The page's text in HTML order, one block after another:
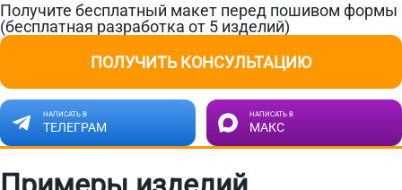
Получите бесплатный макет перед пошивом формы
(бесплатная разработка от 5 изделий)
ПОЛУЧИТЬ КОНСУЛЬТАЦИЮ
НАПИСАТЬ В
ТЕЛЕГРАМ
НАПИСАТЬ В
МАКС